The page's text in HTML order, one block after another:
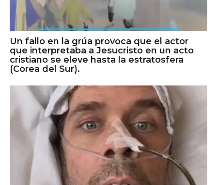
Un fallo en la grúa provoca que el actor
que interpretaba a Jesucristo en un acto
cristiano se eleve hasta la estratosfera
(Corea del Sur).